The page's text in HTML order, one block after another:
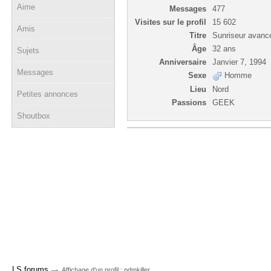
Aime
Amis
Sujets
Messages
Petites annonces
Shoutbox
Messages
477
Visites sur le profil
15 602
Titre
Sunriseur
Âge
32 ans
Anniversaire
Janvier 7, 1994
Sexe
Homme
Lieu
Nord
Passions
GEEK